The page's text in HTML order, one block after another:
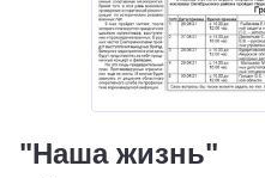
"Наша жизнь"